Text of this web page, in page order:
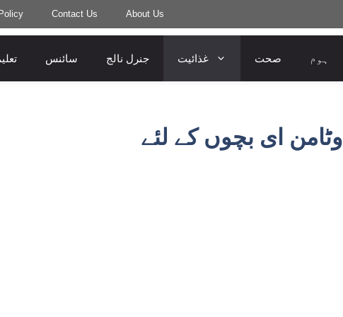
Contact Us About Us
سائنس جنرل نالج غذائیت صحت ہوم
وٹامن ای بچوں کے لئے